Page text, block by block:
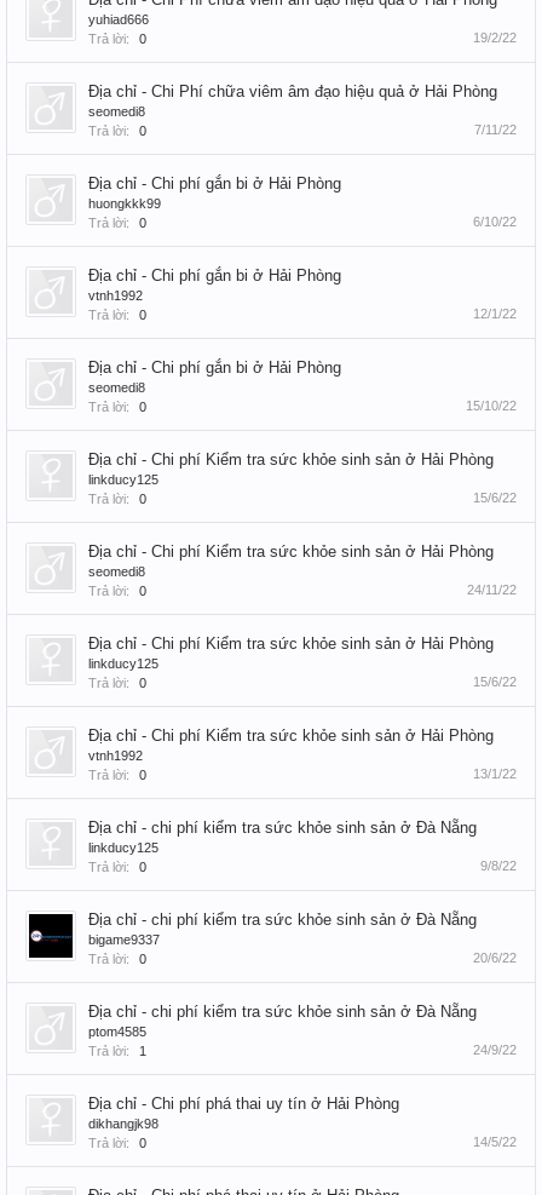
yuhiad666
Trả lời:
0 19/2/22
Địa chỉ - Chi Phí chữa viêm âm đạo hiệu quả ở Hải Phòng
seomedi8
Trả lời:
0 7/11/22
Địa chỉ - Chi phí gắn bi ở Hải Phòng
huongkkk99
Trả lời:
0 6/10/22
Địa chỉ - Chi phí gắn bi ở Hải Phòng
vtnh1992
Trả lời:
0 12/1/22
Địa chỉ - Chi phí gắn bi ở Hải Phòng
seomedi8
Trả lời:
0 15/10/22
Địa chỉ - Chi phí Kiểm tra sức khỏe sinh sản ở Hải Phòng
linkducy125
Trả lời:
0 15/6/22
Địa chỉ - Chi phí Kiểm tra sức khỏe sinh sản ở Hải Phòng
seomedi8
Trả lời:
0 24/11/22
Địa chỉ - Chi phí Kiểm tra sức khỏe sinh sản ở Hải Phòng
linkducy125
Trả lời:
0 15/6/22
Địa chỉ - Chi phí Kiểm tra sức khỏe sinh sản ở Hải Phòng
vtnh1992
Trả lời:
0 13/1/22
Địa chỉ - chi phí kiểm tra sức khỏe sinh sản ở Đà Nẵng
linkducy125
Trả lời:
0 9/8/22
Địa chỉ - chi phí kiểm tra sức khỏe sinh sản ở Đà Nẵng
bigame9337
Trả lời:
0 20/6/22
Địa chỉ - chi phí kiểm tra sức khỏe sinh sản ở Đà Nẵng
ptom4585
Trả lời:
1 24/9/22
Địa chỉ - Chi phí phá thai uy tín ở Hải Phòng
dikhangjk98
Trả lời:
0 14/5/22